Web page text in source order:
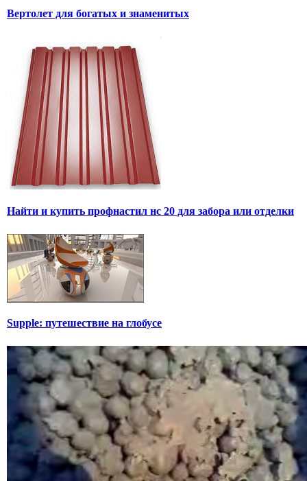
Вертолет для богатых и знаменитых
Найти и купить профнастил нс 20 для забора или отделки
Supple: путешествие на глобусе